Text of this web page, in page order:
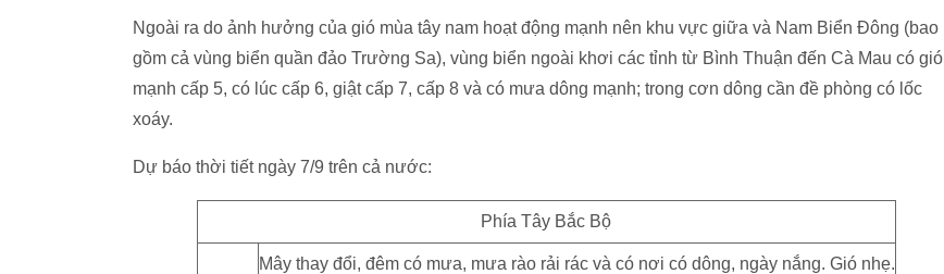
Ngoài ra do ảnh hưởng của gió mùa tây nam hoạt động mạnh nên khu vực giữa và Nam Biển Đông (bao
gồm cả vùng biển quần đảo Trường Sa), vùng biển ngoài khơi các tỉnh từ Bình Thuận đến Cà Mau có gió
mạnh cấp 5, có lúc cấp 6, giật cấp 7, cấp 8 và có mưa dông mạnh; trong cơn dông cần đề phòng có lốc
xoáy.
Dự báo thời tiết ngày 7/9 trên cả nước:
Phía Tây Bắc Bộ
Mây thay đổi, đêm có mưa, mưa rào rải rác và có nơi có dông, ngày nắng. Gió nhẹ.